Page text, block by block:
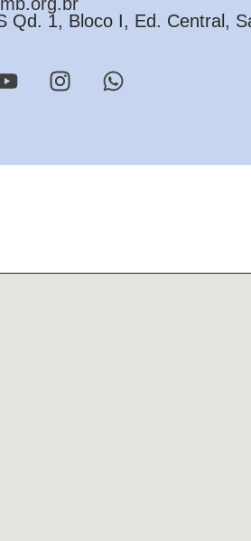
Qd. 1, Bloco I, Ed. Central,